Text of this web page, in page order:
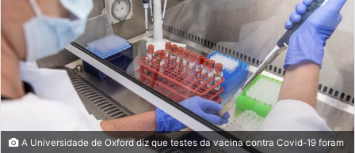
A Universidade de Oxford diz que testes da vacina contra Covid-19 foram